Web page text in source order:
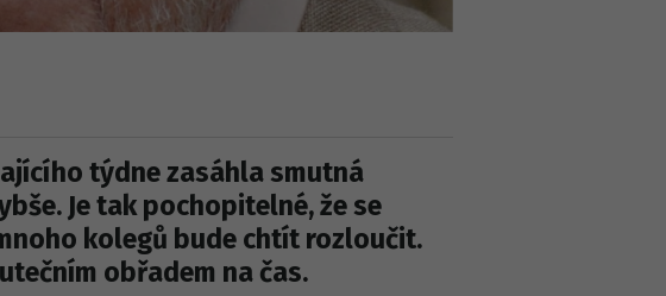
týdne zasáhla smutná
Je tak pochopitelné, že se
kolegů bude chtít rozloučit.
obřadem na čas.